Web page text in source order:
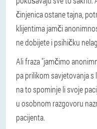
činjenica ostane tajna,
klijentima jamči
ne dobijete i psihičku
Ali fraza "jamčimo
pa prilikom savjetovanja
na to spominje li svoje
u osobnom razgovoru
pacijenta.